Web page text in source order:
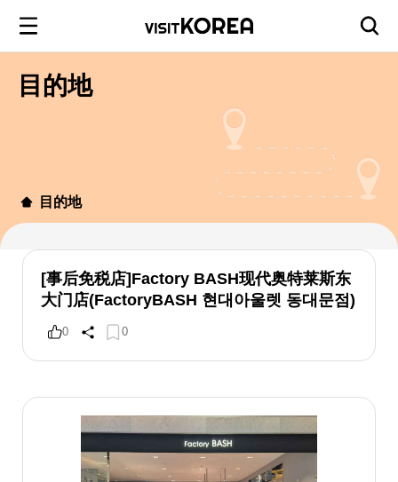
目的地
目的地
[事后免税店]Factory BASH现代奥特莱斯东
大门店(FactoryBASH 현대아울렛 동대문점)
0 0